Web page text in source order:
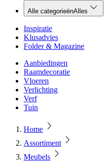
Alle categorieënAlles
Inspiratie
Klusadvies
Folder & Magazine
Aanbiedingen
Raamdecoratie
Vloeren
Verlichting
Verf
Tuin
Home
Assortiment
Meubels